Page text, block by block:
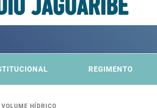
REGIMENTO
VOLUME HÍDRICO